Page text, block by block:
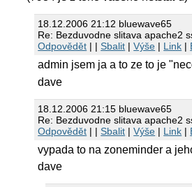
18.12.2006 21:12 bluewave65
Re: Bezduvodne slitava apache2
Odpovědět | |Sbalit |Výše | Link |
admin jsem ja a to ze to je
dave
18.12.2006 21:15 bluewave65
Re: Bezduvodne slitava apache2
Odpovědět | |Sbalit |Výše | Link |
vypada to na zoneminder a
dave